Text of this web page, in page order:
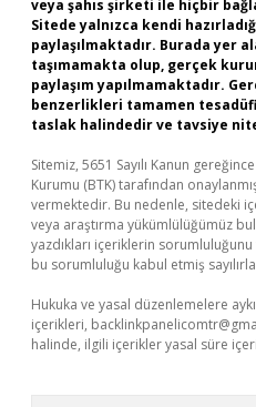
veya şahıs şirketi ile hiçbir
Sitede yalnızca kendi
paylaşılmaktadır. Burada yer
taşımamakta olup, gerçek
paylaşım yapılmamaktadır.
benzerlikleri tamamen
taslak halindedir ve tavsiye
Sitemiz, 5651 Sayılı Kanun
Kurumu (BTK) tarafından
vermektedir. Bu nedenle, sitedeki
veya araştırma yükümlülüğümüz
yazdıkları içeriklerin
bu sorumluluğu kabul etmiş
Hukuka ve yasal düzenlemelere
içerikleri,
halinde, ilgili içerikler yasal süre